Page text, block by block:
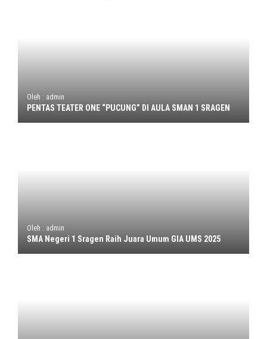
Oleh : admin
PENTAS TEATER ONE “PUCUNG” DI AULA SMAN 1 SRAGEN
Oleh : admin
SMA Negeri 1 Sragen Raih Juara Umum GIA UMS 2025